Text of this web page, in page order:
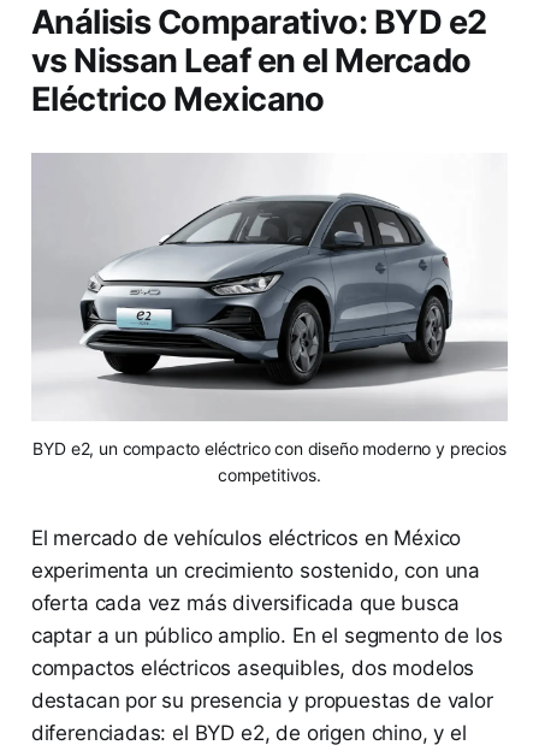
Análisis Comparativo: BYD e2
vs Nissan Leaf en el Mercado
Eléctrico Mexicano
BYD e2, un compacto eléctrico con diseño moderno y precios
competitivos.
El mercado de vehículos eléctricos en México
experimenta un crecimiento sostenido, con una
oferta cada vez más diversificada que busca
captar a un público amplio. En el segmento de los
compactos eléctricos asequibles, dos modelos
destacan por su presencia y propuestas de valor
diferenciadas: el BYD e2, de origen chino, y el